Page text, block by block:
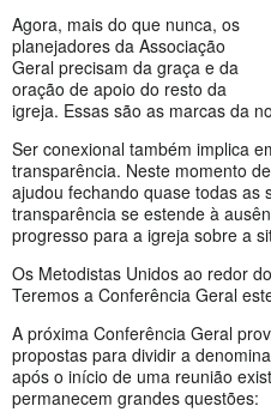
Agora, mais do que nunca, os
planejadores da Associação
Geral precisam da graça e da
oração de apoio do resto da
igreja. Essas são as marcas da
Ser conexional também implica
transparência. Neste momento
ajudou fechando quase todas as
transparência se estende à
progresso para a igreja sobre a
Os Metodistas Unidos ao redor
Teremos a Conferência Geral
A próxima Conferência Geral
propostas para dividir a
após o início de uma reunião
permanecem grandes questões: